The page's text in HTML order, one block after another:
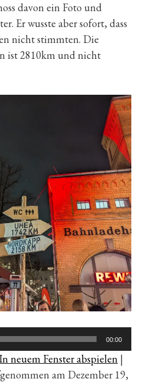
davon ein Foto und
Er wusste aber sofort, dass
nicht stimmten. Die
ist 2810km und nicht
00:00
neuem Fenster abspielen |
am Dezember 19,